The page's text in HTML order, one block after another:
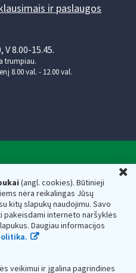
(angl. cookies). Būtinieji
nėra reikalingas Jūsų
kitų slapukų naudojimu. Savo
interneto naršyklės
Daugiau informacijos
veikimui ir įgalina pagrindines
ir paslaugos
8.00-15.45.
trumpiau.
8.00 val. - 12.00 val.
kodas — 188659752,
Vilnius, Lietuva, el.paštas:
188659752
inspekciją prie Lietuvos
ir saugomi Juridinių